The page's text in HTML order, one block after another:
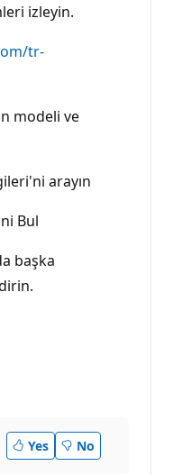
izleyin.
tr-
modeli ve
arayın
Bul
başka
Yes No